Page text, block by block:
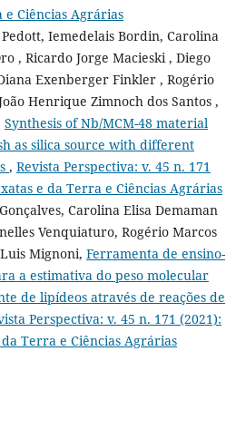
e Ciências Agrárias
Iemedelais Bordin, Carolina
, Ricardo Jorge Macieski , Diego
Exenberger Finkler , Rogério
Henrique Zimnoch dos Santos ,
Synthesis of Nb/MCM-48 material
as silica source with different
, Revista Perspectiva: v. 45 n. 171
e da Terra e Ciências Agrárias
Carolina Elisa Demaman
Venquiaturo, Rogério Marcos
Mignoni, Ferramenta de ensino-
a estimativa do peso molecular
de lipídeos através de reações de
Perspectiva: v. 45 n. 171 (2021):
da Terra e Ciências Agrárias